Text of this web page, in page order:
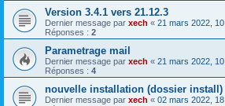
Version 3.4.1 vers 21.12.3
Dernier message par xech « 21 mars 2022,
Réponses : 2
Parametrage mail
Dernier message par xech « 21 mars 2022,
Réponses : 4
nouvelle installation (dossier install)
Dernier message par xech « 02 mars 2022,